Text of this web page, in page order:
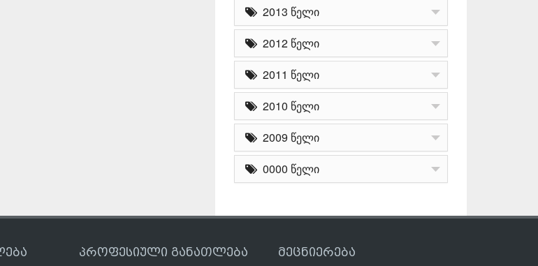
2013 წელი
2012 წელი
2011 წელი
2010 წელი
2009 წელი
0000 წელი
პროფესიული განათლება მეცნიერება